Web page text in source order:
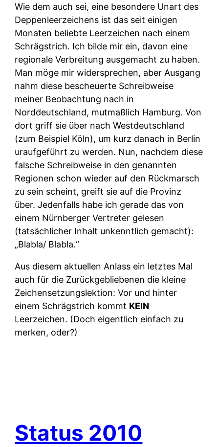
Wie dem auch sei, eine besondere Unart des
Deppenleerzeichens ist das seit einigen
Monaten beliebte Leerzeichen nach einem
Schrägstrich. Ich bilde mir ein, davon eine
regionale Verbreitung ausgemacht zu haben.
Man möge mir widersprechen, aber Ausgang
nahm diese bescheuerte Schreibweise
meiner Beobachtung nach in
Norddeutschland, mutmaßlich Hamburg. Von
dort griff sie über nach Westdeutschland
(zum Beispiel Köln), um kurz danach in Berlin
uraufgeführt zu werden. Nun, nachdem diese
falsche Schreibweise in den genannten
Regionen schon wieder auf den Rückmarsch
zu sein scheint, greift sie auf die Provinz
über. Jedenfalls habe ich gerade das von
einem Nürnberger Vertreter gelesen
(tatsächlicher Inhalt unkenntlich gemacht):
„Blabla/ Blabla.“
Aus diesem aktuellen Anlass ein letztes Mal
auch für die Zurückgebliebenen die kleine
Zeichensetzungslektion: Vor und hinter
einem Schrägstrich kommt KEIN
Leerzeichen. (Doch eigentlich einfach zu
merken, oder?)
Status 2010